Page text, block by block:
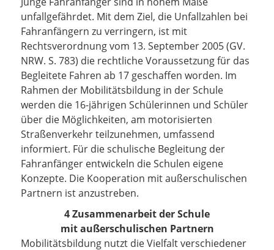
unfallgefährdet. Mit dem Ziel, die Unfallzahlen bei
Fahranfängern zu verringern, ist mit
Rechtsverordnung vom 13. September 2005 (GV.
NRW. S. 783) die rechtliche Voraussetzung für das
Begleitete Fahren ab 17 geschaffen worden. Im
Rahmen der Mobilitätsbildung in der Schule
werden die 16-jährigen Schülerinnen und Schüler
über die Möglichkeiten, am motorisierten
Straßenverkehr teilzunehmen, umfassend
informiert. Für die schulische Begleitung der
Fahranfänger entwickeln die Schulen eigene
Konzepte. Die Kooperation mit außerschulischen
Partnern ist anzustreben.
4 Zusammenarbeit der Schule
mit außerschulischen Partnern
Mobilitätsbildung nutzt die Vielfalt verschiedener